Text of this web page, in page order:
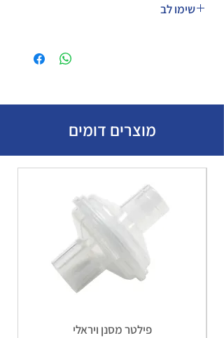
ניתן לבחור במעמד הקנייה דואר שליחים
שימו לב
מוצרים דומים
פילטר מסנן ויראלי